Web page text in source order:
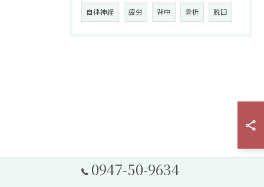
自律神経 疲労 背中 骨折 脱臼
0947-50-9634